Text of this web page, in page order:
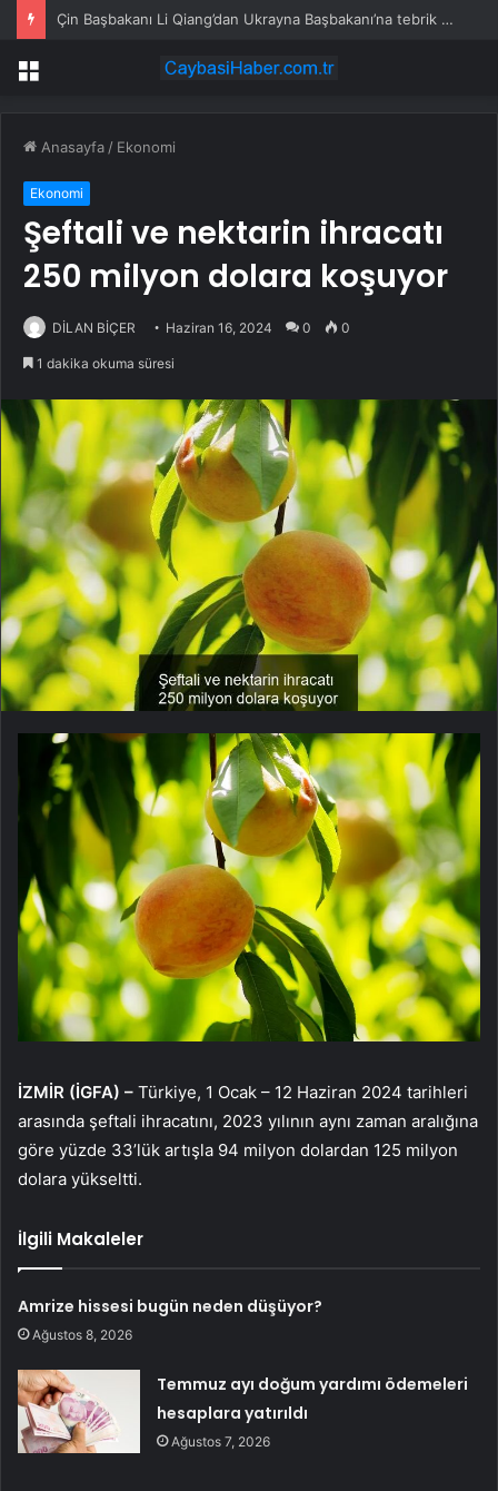
Çin Başbakanı Li Qiang’dan Ukrayna Başbakanı’na tebrik mesajı
Menü
Anasayfa / Ekonomi
Ekonomi
Şeftali ve nektarin ihracatı
250 milyon dolara koşuyor
DİLAN BİÇER Haziran 16, 2024 0 0
1 dakika okuma süresi
İZMİR (İGFA) – Türkiye, 1 Ocak – 12 Haziran 2024 tarihleri
arasında şeftali ihracatını, 2023 yılının aynı zaman aralığına
göre yüzde 33’lük artışla 94 milyon dolardan 125 milyon
dolara yükseltti.
İlgili Makaleler
Amrize hissesi bugün neden düşüyor?
Ağustos 8, 2026
Temmuz ayı doğum yardımı ödemeleri
hesaplara yatırıldı
Ağustos 7, 2026